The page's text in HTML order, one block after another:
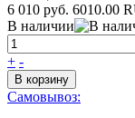
6 010 руб. 6010.00
В наличии
+ -
В корзину
Самовывоз: